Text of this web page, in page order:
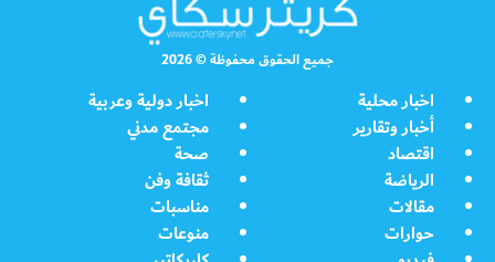
جميع الحقوق محفوظة © 2026
اخبار محلية
اخبار دولية وعربية
أخبار وتقارير
مجتمع مدني
اقتصاد
صحة
الرياضة
ثقافة وفن
مقالات
مناسبات
حوارات
منوعات